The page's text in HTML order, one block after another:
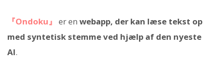
『Ondoku』 er en webapp, der kan læse tekst op
med syntetisk stemme ved hjælp af den nyeste
AI.